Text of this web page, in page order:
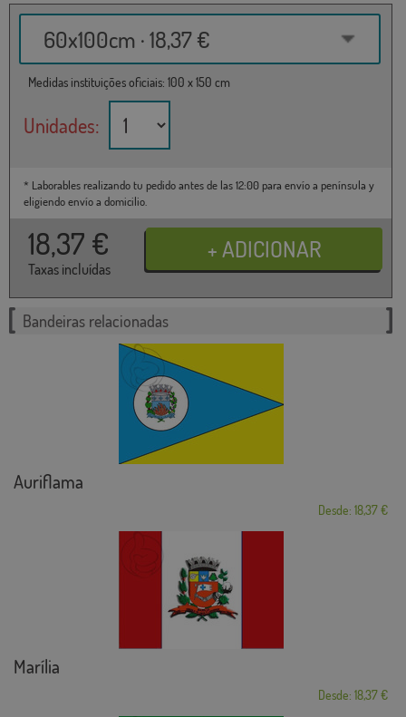
60x100cm · 18,37 €
Medidas instituições oficiais: 100 x 150 cm
Unidades:
* Laborables realizando tu pedido antes de las 12:00 para envío a península y
eligiendo envío a domicilio.
18,37 €
Taxas incluídas
Bandeiras relacionadas
Auriflama
Desde: 18,37 €
Marília
Desde: 18,37 €